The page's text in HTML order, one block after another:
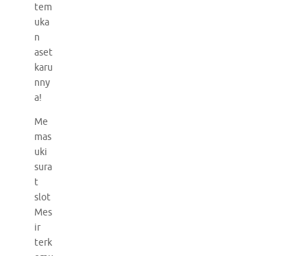
tem
uka
n
aset
karu
nny
a!
Me
mas
uki
sura
t
slot
Mes
ir
terk